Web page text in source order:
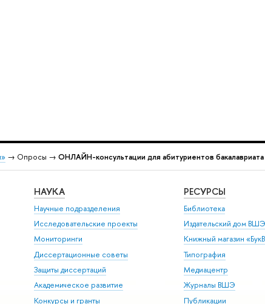
→ Опросы → ОНЛАЙН-консультации для абитуриентов
НАУКА
Научные подразделения
Исследовательские проекты
Мониторинги
Диссертационные советы
Защиты диссертаций
Академическое развитие
Конкурсы и гранты
РЕСУРСЫ
Библиотека
Издательский дом ВШЭ
Книжный магазин
Типография
Медиацентр
Журналы ВШЭ
Публикации